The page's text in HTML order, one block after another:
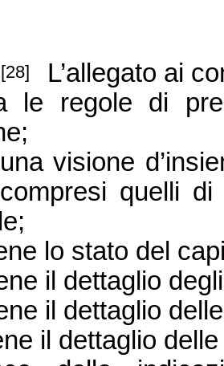
[28]
L’allegato ai
le regole di
visione
quelli
lo stato del
il dettaglio
il dettaglio
il dettaglio